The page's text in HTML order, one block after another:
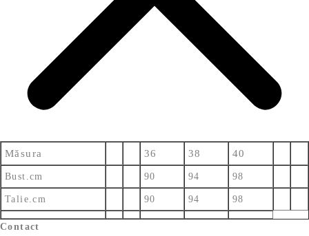
Măsura 36 38 40
Bust.cm 90 94 98
Talie.cm 90 94 98
Contact